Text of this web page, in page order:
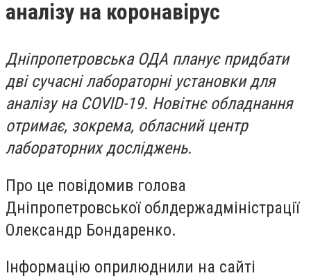
аналізу на коронавірус
Дніпропетровська ОДА планує придбати
дві сучасні лабораторні установки для
аналізу на COVID-19. Новітнє обладнання
отримає, зокрема, обласний центр
лабораторних досліджень.
Про це повідомив голова
Дніпропетровської облдержадміністрації
Олександр Бондаренко.
Інформацію оприлюднили на сайті